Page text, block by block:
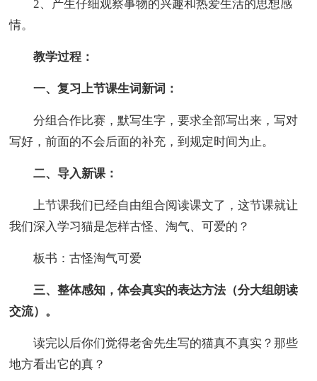
2、产生仔细观察事物的兴趣和热爱生活的思想感
情。
教学过程：
一、复习上节课生词新词：
分组合作比赛，默写生字，要求全部写出来，写对
写好，前面的不会后面的补充，到规定时间为止。
二、导入新课：
上节课我们已经自由组合阅读课文了，这节课就让
我们深入学习猫是怎样古怪、淘气、可爱的？
板书：古怪淘气可爱
三、整体感知，体会真实的表达方法（分大组朗读
交流）。
读完以后你们觉得老舍先生写的猫真不真实？那些
地方看出它的真？